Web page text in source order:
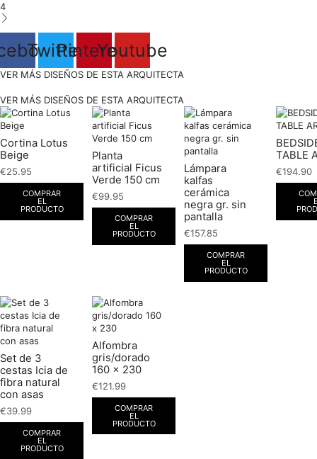
4
TwitterPinterestYoutube
VER MÁS DISEÑOS DE ESTA ARQUITECTA
VER MÁS DISEÑOS DE ESTA ARQUITECTA
Cortina Lotus
Beige
€25.95
COMPRAR
EL
PRODUCTO
Planta
artificial Ficus
Verde 150 cm
€99.95
COMPRAR
EL
PRODUCTO
Lámpara
kalfas
cerámica
negra gr. sin
pantalla
€157.85
COMPRAR
EL
PRODUCTO
TABLE
€194.90
Set de 3
cestas Icia de
fibra natural
con asas
€39.99
COMPRAR
EL
PRODUCTO
Alfombra
gris/dorado
160 x 230
€121.99
COMPRAR
EL
PRODUCTO